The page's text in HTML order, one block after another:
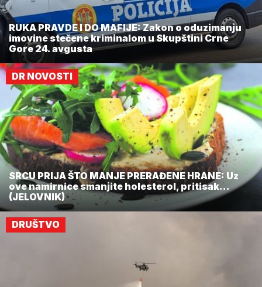
RUKA PRAVDE I DO MAFIJE: Zakon o oduzimanju
imovine stečene kriminalom u Skupštini Crne
Gore 24. avgusta
DR NOVOSTI
SRCU PRIJA ŠTO MANJE PRERAĐENE HRANE: Uz
ove namirnice smanjite holesterol, pritisak...
(JELOVNIK)
DRUŠTVO